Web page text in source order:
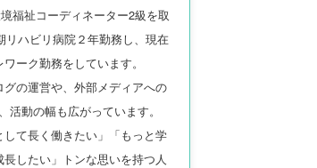
福祉コーディネーター2級を取
リハビリ病院２年勤務し、現在
ワーク勤務をしています。
グの運営や、外部メディアへの
活動の幅も広がっています。
して長く働きたい」「もっと学
長したい」トンな思いを持つ人